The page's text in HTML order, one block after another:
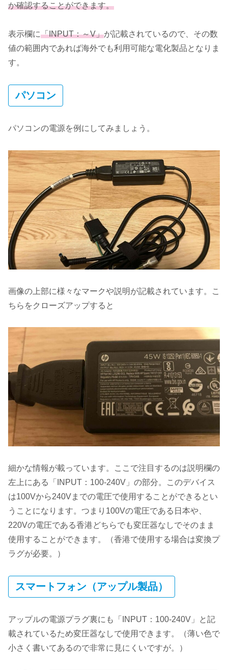
か確認することができます。
表示欄に「INPUT：～V」が記載されているので、その数
値の範囲内であれば海外でも利用可能な電化製品となりま
す。
パソコン
パソコンの電源を例にしてみましょう。
画像の上部に様々なマークや説明が記載されています。こ
ちらをクローズアップすると
細かな情報が載っています。ここで注目するのは説明欄の
左上にある「INPUT：100‐240V」の部分。このデバイス
は100Vから240Vまでの電圧で使用することができるとい
うことになります。つまり100Vの電圧である日本や、
220Vの電圧である香港どちらでも変圧器なしでそのまま
使用することができます。（香港で使用する場合は変換プ
ラグが必要。）
スマートフォン（アップル製品）
アップルの電源プラグ裏にも「INPUT：100‐240V」と記
載されているため変圧器なしで使用できます。（薄い色で
小さく書いてあるので非常に見にくいですが。）